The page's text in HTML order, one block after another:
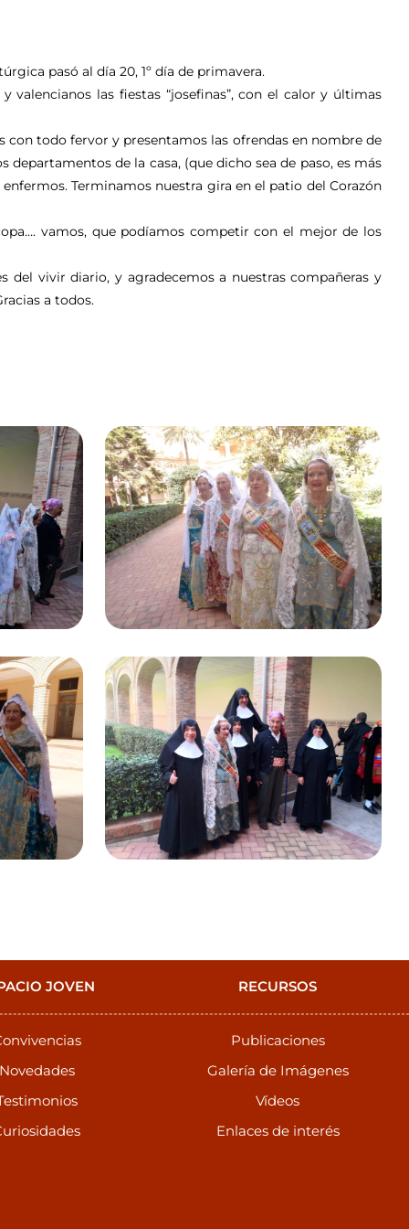
pasó al día 20, 1º día de primavera.
las fiestas “josefinas”, con el calor y últimas
con todo fervor y presentamos las ofrendas en nombre de
de la casa, (que dicho sea de paso, es más
Terminamos nuestra gira en el patio del Corazón
vamos, que podíamos competir con el mejor de los
del vivir diario, y agradecemos a nuestras compañeras y
a todos.
JOVEN RECURSOS
Publicaciones
Galería de Imágenes
Vídeos
Enlaces de interés